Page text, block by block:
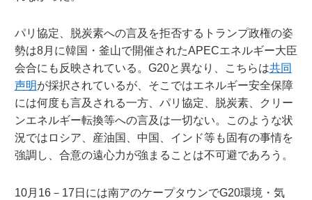
パリ協定、脱炭素への言及を拒否するトランプ政権の姿
勢は8月に韓国・釜山で開催されたAPECエネルギー大臣
会合にも反映されている。G20と異なり、こちらは共同
声明が採択されているが、そこではエネルギー安全保障
には何度も言及される一方、パリ協定、脱炭素、クリー
ンエネルギー転換等への言及は一切ない。このような状
況ではロシア、産油国、中国、インド等も固有の事情を
強調し、合意の遠心力が強まることは不可避であろう。
10月16－17日には南アのケープタウンでG20環境・気